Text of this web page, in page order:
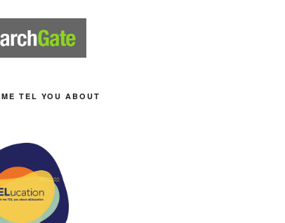
TEL YOU ABOUT